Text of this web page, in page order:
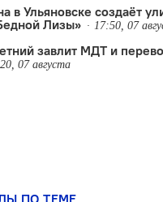
в Ульяновске создаëт
Лизы»
17:50, 07
завлит МДТ и
07 августа
ПО ТЕМЕ